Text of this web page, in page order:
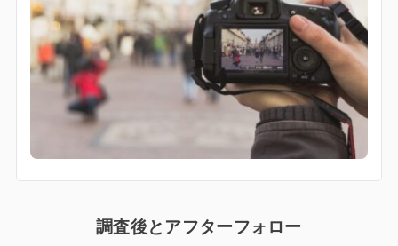
調査後とアフターフォロー